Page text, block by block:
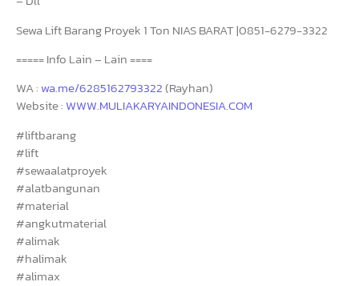
Sewa Lift Barang Proyek 1 Ton NIAS BARAT |0851-6279-3322
===== Info Lain – Lain ====
WA : wa.me/6285162793322(Rayhan)
Website : WWW.MULIAKARYAINDONESIA.COM
#liftbarang
#lift
#sewaalatproyek
#alatbangunan
#material
#angkutmaterial
#alimak
#halimak
#alimax